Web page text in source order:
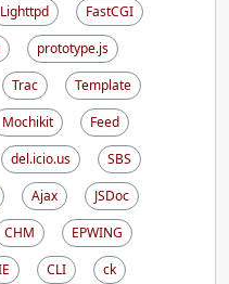
Lighttpd
FastCGI
prototype.js
Trac
Template
Mochikit
Feed
del.icio.us
SBS
Ajax
JSDoc
CHM
EPWING
CLI
ck